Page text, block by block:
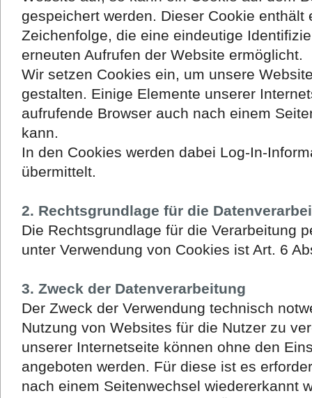
gespeichert werden. Dieser Cookie enthält
Zeichenfolge, die eine eindeutige
erneuten Aufrufen der Website ermöglicht.
Wir setzen Cookies ein, um unsere
gestalten. Einige Elemente unserer
aufrufende Browser auch nach einem
kann.
In den Cookies werden dabei Log-In-
übermittelt.
2. Rechtsgrundlage für die
Die Rechtsgrundlage für die Verarbeitung
unter Verwendung von Cookies ist Art. 6
3. Zweck der Datenverarbeitung
Der Zweck der Verwendung technisch
Nutzung von Websites für die Nutzer zu
unserer Internetseite können ohne den
angeboten werden. Für diese ist es
nach einem Seitenwechsel wiedererkannt